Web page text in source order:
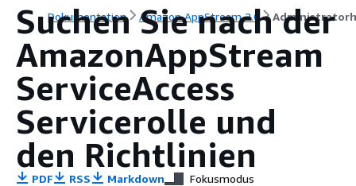
Dokumentation Amazon AppStream 2.0
Suchen Sie nach der
AmazonAppStream
ServiceAccess
Servicerolle und
den Richtlinien
PDF RSS Markdown Fokusmodus